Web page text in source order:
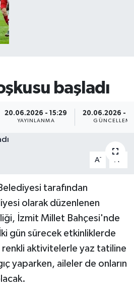
başladı
20.06.2026 - 15:29
YAYINLANMA
20.06.2026 -
GÜNCELLEME
A- A
tarafından
olarak düzenlenen
İzmit Millet Bahçesi'nde
gün sürecek etkinliklerde
aktivitelerle yaz tatiline
yaparken, aileler de onların